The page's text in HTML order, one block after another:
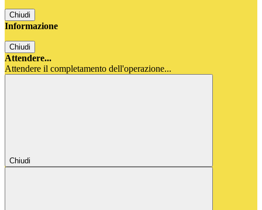
Chiudi
Informazione
Chiudi
Attendere...
Attendere il completamento dell'operazione...
Chiudi